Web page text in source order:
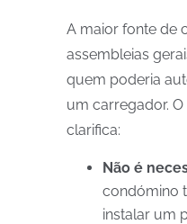
A maior fonte de
assembleias
quem poderia
um carregador.
clarifica:
Não é
condómino
instalar um